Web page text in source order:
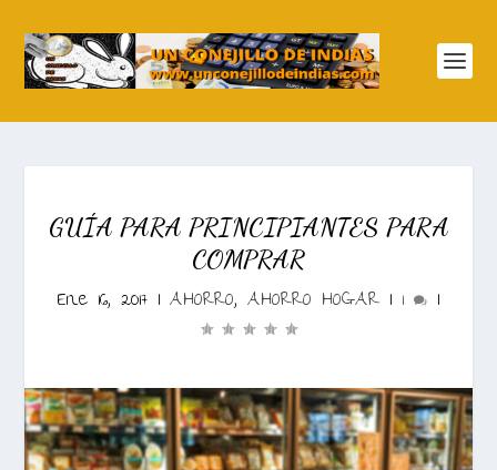
GUÍA PARA PRINCIPIANTES PARA
COMPRAR
Ene 16, 2017 | AHORRO, AHORRO HOGAR | 1 |